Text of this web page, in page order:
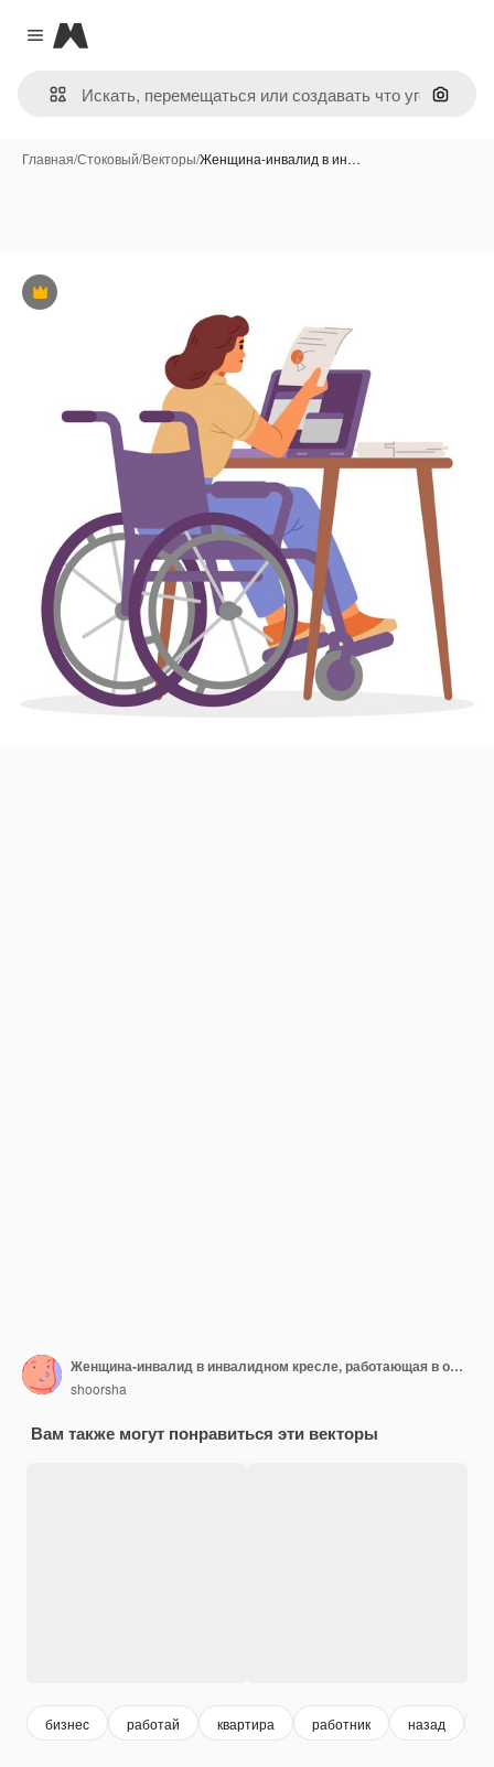
Close menu
Magnific
Поиск
Главная/Стоковый/Векторы/Женщина-инвалид в ин…
Премиум
Женщина-инвалид в инвалидном кресле, работающая в офисе
shoorsha
Вам также могут понравиться эти векторы
бизнес работай квартира работник назад